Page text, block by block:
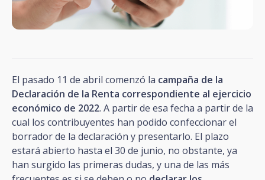
El pasado 11 de abril comenzó la campaña de la
Declaración de la Renta correspondiente al ejercicio
económico de 2022. A partir de esa fecha a partir de la
cual los contribuyentes han podido confeccionar el
borrador de la declaración y presentarlo. El plazo
estará abierto hasta el 30 de junio, no obstante, ya
han surgido las primeras dudas, y una de las más